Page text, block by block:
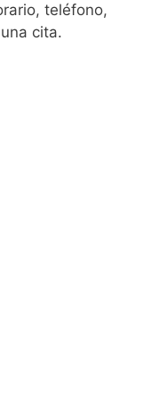
teléfono,
cita.